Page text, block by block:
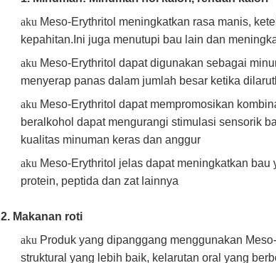
aku Meso-Erythritol meningkatkan rasa manis,
kepahitan.Ini juga menutupi bau lain dan
aku Meso-Erythritol dapat digunakan sebagai
menyerap panas dalam jumlah besar ketika
aku Meso-Erythritol dapat mempromosikan
beralkohol dapat mengurangi stimulasi sensorik
kualitas minuman keras dan anggur
aku Meso-Erythritol jelas dapat meningkatkan
protein, peptida dan zat lainnya
2. Makanan roti
aku Produk yang dipanggang menggunakan
struktural yang lebih baik, kelarutan oral yang